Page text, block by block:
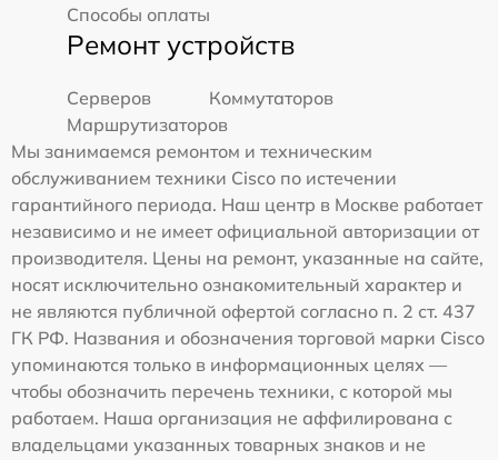
Способы оплаты
Ремонт устройств
Серверов
Коммутаторов
Маршрутизаторов
Мы занимаемся ремонтом и техническим
обслуживанием техники Cisco по истечении
гарантийного периода. Наш центр в Москве работает
независимо и не имеет официальной авторизации от
производителя. Цены на ремонт, указанные на сайте,
носят исключительно ознакомительный характер и
не являются публичной офертой согласно п. 2 ст. 437
ГК РФ. Названия и обозначения торговой марки Cisco
упоминаются только в информационных целях —
чтобы обозначить перечень техники, с которой мы
работаем. Наша организация не аффилирована с
владельцами указанных товарных знаков и не